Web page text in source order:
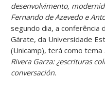
desenvolvimento,
Fernando de Azevedo e
segundo dia, a conferência
Gárate, da Universidade
(Unicamp), terá como tema
Rivera Garza: ¿escrituras
conversación.